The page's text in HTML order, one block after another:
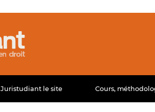
Juristudiant le site Cours,